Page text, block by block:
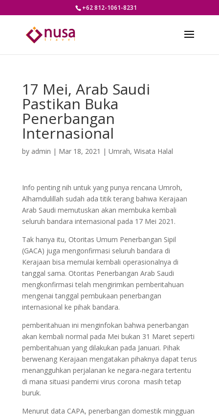
+62 812-1061-8231
17 Mei, Arab Saudi
Pastikan Buka
Penerbangan
Internasional
by admin | Mar 18, 2021 | Umrah, Wisata Halal
Info penting nih untuk yang punya rencana Umroh,
Alhamdulillah sudah ada titik terang bahwa Kerajaan
Arab Saudi memutuskan akan membuka kembali
seluruh bandara internasional pada 17 Mei 2021.
Tak hanya itu, Otoritas Umum Penerbangan Sipil
(GACA) juga mengonfirmasi seluruh bandara di
Kerajaan bisa memulai kembali operasionalnya di
tanggal sama. Otoritas Penerbangan Arab Saudi
mengkonfirmasi telah mengirimkan pemberitahuan
mengenai tanggal pembukaan penerbangan
internasional ke pihak bandara.
pemberitahuan ini menginfokan bahwa penerbangan
akan kembali normal pada Mei bukan 31 Maret seperti
pemberitahuan yang dilakukan pada Januari. Pihak
berwenang Kerajaan mengatakan pihaknya dapat terus
menangguhkan perjalanan ke negara-negara tertentu
di mana situasi pandemi virus corona masih tetap
buruk.
Menurut data CAPA, penerbangan domestik mingguan